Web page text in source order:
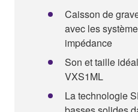
Caisson de
avec les
impédance
Son et taille
VXS1ML
La technologie